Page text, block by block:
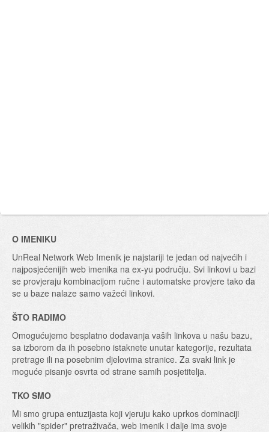
O IMENIKU
UnReal Network Web Imenik je najstariji te jedan od najvećih i
najposjećenijih web imenika na ex-yu području. Svi linkovi u bazi
se provjeraju kombinacijom ručne i automatske provjere tako da
se u baze nalaze samo važeći linkovi.
ŠTO RADIMO
Omogućujemo besplatno dodavanja vaših linkova u našu bazu,
sa izborom da ih posebno istaknete unutar kategorije, rezultata
pretrage ili na posebnim djelovima stranice. Za svaki link je
moguće pisanje osvrta od strane samih posjetitelja.
TKO SMO
Mi smo grupa entuzijasta koji vjeruju kako uprkos dominaciji
velikih "spider" pretraživača, web imenik i dalje ima svoje